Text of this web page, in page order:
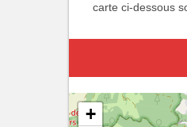
carte ci-dessous
+